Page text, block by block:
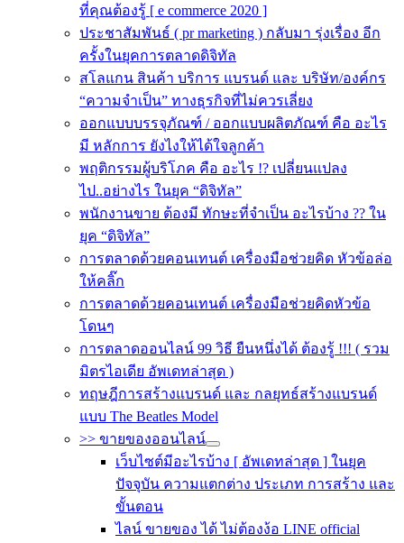
ที่คุณต้องรู้ [ e commerce 2020 ]
ประชาสัมพันธ์ ( pr marketing ) กลับมา รุ่งเรื่อง อีก
ครั้งในยุคการตลาดดิจิทัล
สโลแกน สินค้า บริการ แบรนด์ และ บริษัท/องค์กร
“ความจำเป็น” ทางธุรกิจที่ไม่ควรเลี่ยง
ออกแบบบรรจุภัณฑ์ / ออกแบบผลิตภัณฑ์ คือ อะไร
มี หลักการ ยังไงให้ได้ใจลูกค้า
พฤติกรรมผู้บริโภค คือ อะไร !? เปลี่ยนแปลง
ไป..อย่างไร ในยุค “ดิจิทัล”
พนักงานขาย ต้องมี ทักษะที่จำเป็น อะไรบ้าง ?? ใน
ยุค “ดิจิทัล”
การตลาดด้วยคอนเทนต์ เครื่องมือช่วยคิด หัวข้อล่อ
ให้คลิ๊ก
การตลาดด้วยคอนเทนต์ เครื่องมือช่วยคิดหัวข้อ
โดนๆ
การตลาดออนไลน์ 99 วิธี ยืนหนึ่งได้ ต้องรู้ !!! ( รวม
มิตรไอเดีย อัพเดทล่าสุด )
ทฤษฎีการสร้างแบรนด์ และ กลยุทธ์สร้างแบรนด์
แบบ The Beatles Model
>> ขายของออนไลน์
เว็บไซต์มีอะไรบ้าง [ อัพเดทล่าสุด ] ในยุค
ปัจจุบัน ความแตกต่าง ประเภท การสร้าง และ
ขั้นตอน
ไลน์ ขายของ ได้ ไม่ต้องง้อ LINE official